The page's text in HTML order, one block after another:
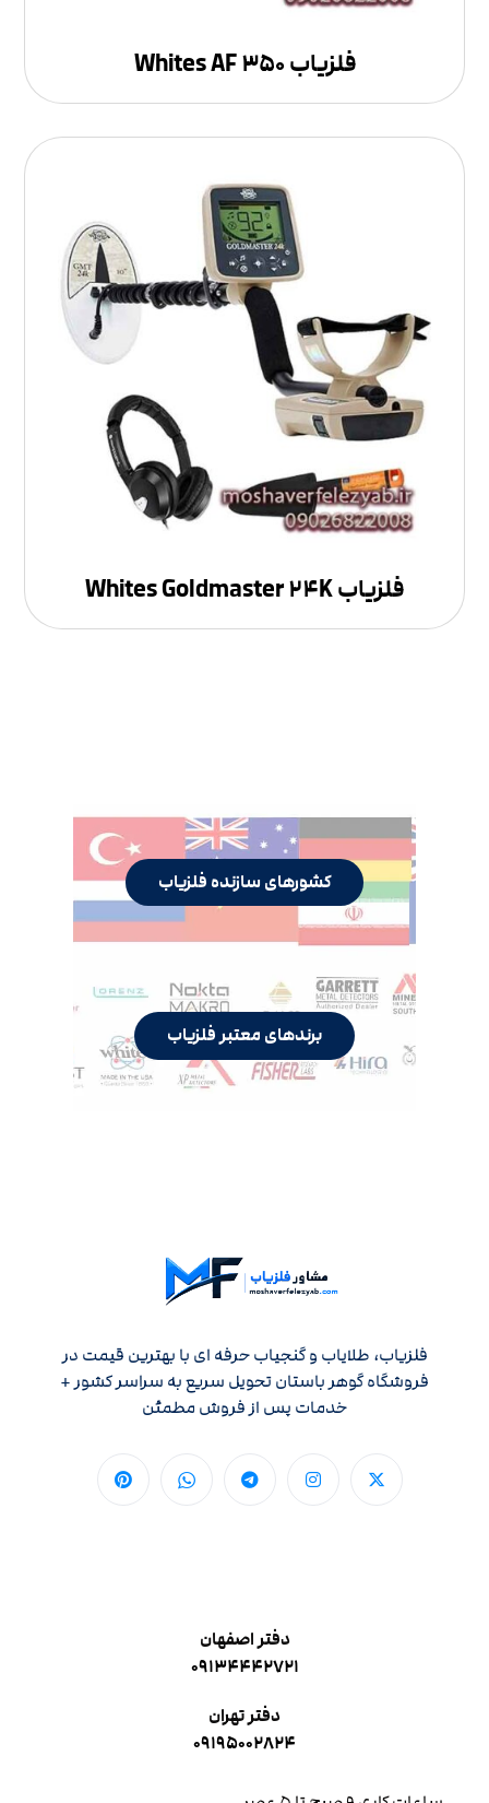
فلزیاب Whites AF ۳۵۰
فلزیاب Whites Goldmaster ۲۴K
کشورهای سازنده فلزیاب
برندهای معتبر فلزیاب
فلزیاب، طلایاب و گنجیاب حرفه ای با بهترین قیمت در
فروشگاه گوهر باستان تحویل سریع به سراسر کشور +
خدمات پس از فروش مطمئن
دفتر اصفهان
۰۹۱۳۴۴۴۲۷۲۱
دفتر تهران
۰۹۱۹۵۰۰۲۸۲۴